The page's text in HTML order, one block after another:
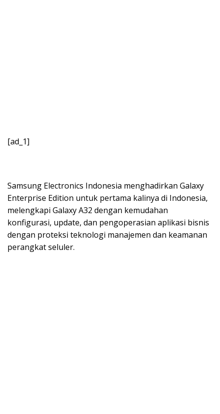
[ad_1]
Samsung Electronics Indonesia menghadirkan Galaxy
Enterprise Edition untuk pertama kalinya di Indonesia,
melengkapi Galaxy A32 dengan kemudahan
konfigurasi, update, dan pengoperasian aplikasi bisnis
dengan proteksi teknologi manajemen dan keamanan
perangkat seluler.